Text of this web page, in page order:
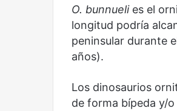
O. bunnueli es el
longitud podría
peninsular durante
años).
Los dinosaurios
de forma bípeda y/
mirada diferente